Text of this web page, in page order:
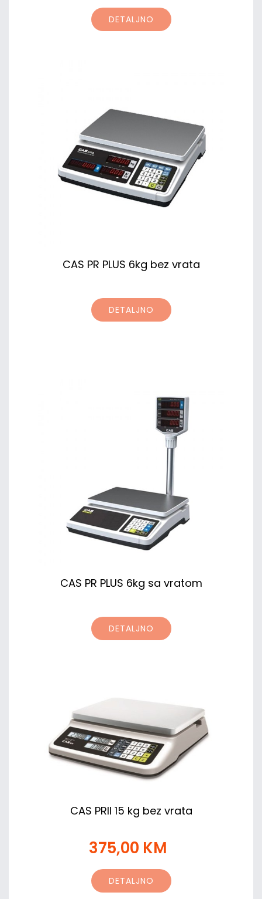
DETALJNO
CAS PR PLUS 6kg bez vrata
DETALJNO
CAS PR PLUS 6kg sa vratom
DETALJNO
CAS PRII 15 kg bez vrata
375,00 KM
DETALJNO